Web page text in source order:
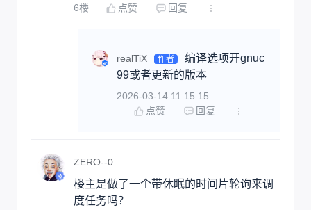
6楼 点赞 回复
realTiX 作者
编译选项开gnuc
99或者更新的版本
2026-03-14 11:15:15
点赞
回复
ZERO--0
楼主是做了一个带休眠的时间片轮询来调
度任务吗？